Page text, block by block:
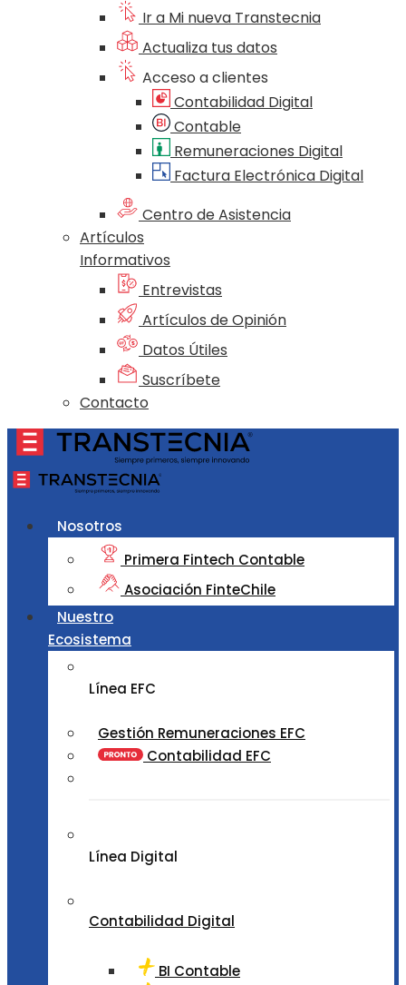
Ir a Mi nueva Transtecnia
Actualiza tus datos
Acceso a clientes
Contabilidad Digital
Contable
Remuneraciones Digital
Factura Electrónica Digital
Centro de Asistencia
Artículos
Informativos
Entrevistas
Artículos de Opinión
Datos Útiles
Suscríbete
Contacto
Nosotros
Primera Fintech Contable
Asociación FinteChile
Nuestro
Ecosistema
Línea EFC
Gestión Remuneraciones EFC
Contabilidad EFC
Línea Digital
Contabilidad Digital
BI Contable